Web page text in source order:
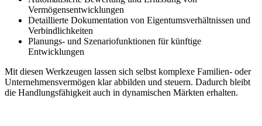
Vermögensentwicklungen
Detaillierte Dokumentation von Eigentumsverhältnissen und
Verbindlichkeiten
Planungs- und Szenariofunktionen für künftige
Entwicklungen
Mit diesen Werkzeugen lassen sich selbst komplexe Familien- oder
Unternehmensvermögen klar abbilden und steuern. Dadurch bleibt
die Handlungsfähigkeit auch in dynamischen Märkten erhalten.